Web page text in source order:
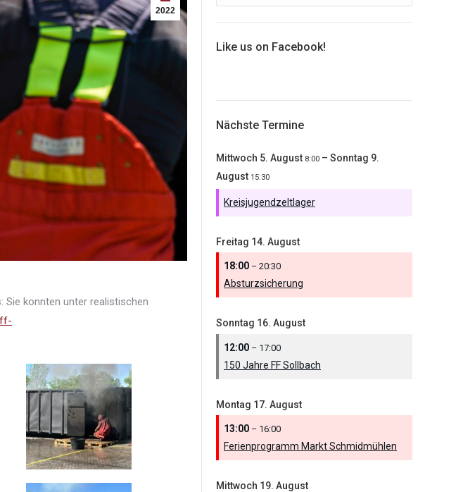
2022
Sie konnten unter realistischen
Like us on Facebook!
Nächste Termine
Mittwoch 5. August 8:00 – Sonntag 9.
August 15:30
Kreisjugendzeltlager
Freitag 14. August
18:00 – 20:30
Absturzsicherung
Sonntag 16. August
12:00 – 17:00
150 Jahre FF Sollbach
Montag 17. August
13:00 – 16:00
Ferienprogramm Markt Schmidmühlen
Mittwoch 19. August